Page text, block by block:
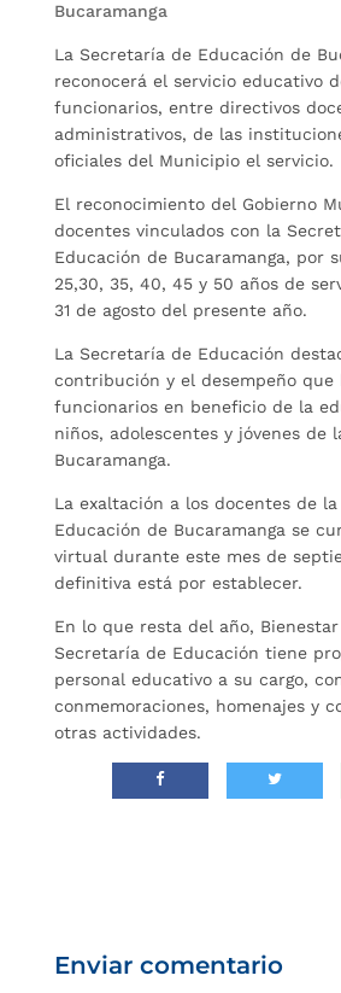
Bucaramanga
La Secretaría de Educación de
reconocerá el servicio educativo
funcionarios, entre directivos
administrativos, de las
oficiales del Municipio el servicio.
El reconocimiento del Gobierno
docentes vinculados con la
Educación de Bucaramanga, por
25,30, 35, 40, 45 y 50 años de
31 de agosto del presente año.
La Secretaría de Educación
contribución y el desempeño que
funcionarios en beneficio de la
niños, adolescentes y jóvenes de
Bucaramanga.
La exaltación a los docentes de
Educación de Bucaramanga se
virtual durante este mes de
definitiva está por establecer.
En lo que resta del año,
Secretaría de Educación tiene
personal educativo a su cargo,
conmemoraciones, homenajes y
otras actividades.
Enviar comentario